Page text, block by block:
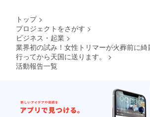
トップ >
プロジェクトをさがす >
ビジネス・起業 >
業界初の試み！女性トリマーが火葬前に
行ってから天国に送ります。
>
活動報告一覧